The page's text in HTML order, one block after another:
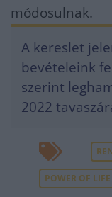
módosulnak.
A kereslet
bevételeink
szerint
2022
POWER OF LIFE